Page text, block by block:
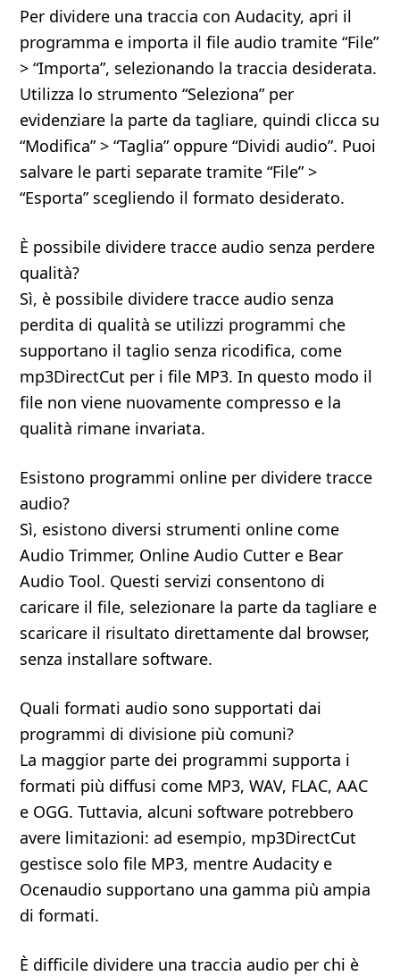
Per dividere una traccia con Audacity, apri il
programma e importa il file audio tramite “File”
> “Importa”, selezionando la traccia desiderata.
Utilizza lo strumento “Seleziona” per
evidenziare la parte da tagliare, quindi clicca su
“Modifica” > “Taglia” oppure “Dividi audio”. Puoi
salvare le parti separate tramite “File” >
“Esporta” scegliendo il formato desiderato.
È possibile dividere tracce audio senza perdere
qualità?
Sì, è possibile dividere tracce audio senza
perdita di qualità se utilizzi programmi che
supportano il taglio senza ricodifica, come
mp3DirectCut per i file MP3. In questo modo il
file non viene nuovamente compresso e la
qualità rimane invariata.
Esistono programmi online per dividere tracce
audio?
Sì, esistono diversi strumenti online come
Audio Trimmer, Online Audio Cutter e Bear
Audio Tool. Questi servizi consentono di
caricare il file, selezionare la parte da tagliare e
scaricare il risultato direttamente dal browser,
senza installare software.
Quali formati audio sono supportati dai
programmi di divisione più comuni?
La maggior parte dei programmi supporta i
formati più diffusi come MP3, WAV, FLAC, AAC
e OGG. Tuttavia, alcuni software potrebbero
avere limitazioni: ad esempio, mp3DirectCut
gestisce solo file MP3, mentre Audacity e
Ocenaudio supportano una gamma più ampia
di formati.
È difficile dividere una traccia audio per chi è